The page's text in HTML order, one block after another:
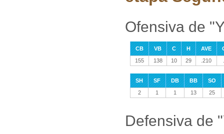
Ofensiva de
CB VB C H AVE
155
138 10 29 .210
SH SF DB BB
SO
2
1 1 13 25
Defensiva de